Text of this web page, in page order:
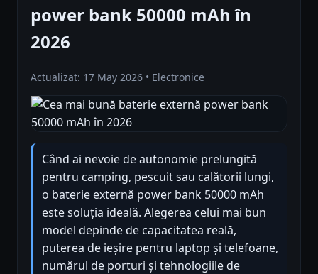
power bank 50000 mAh în
2026
Actualizat: 17 May 2026 • Electronice
Când ai nevoie de autonomie prelungită
pentru camping, pescuit sau calătorii lungi,
o baterie externă power bank 50000 mAh
este soluția ideală. Alegerea celui mai bun
model depinde de capacitatea reală,
puterea de ieșire pentru laptop și telefoane,
numărul de porturi și tehnologiile de